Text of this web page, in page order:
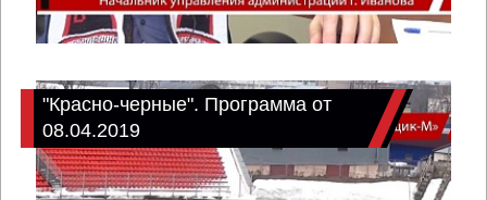
"Красно-черные". Программа от
08.04.2019